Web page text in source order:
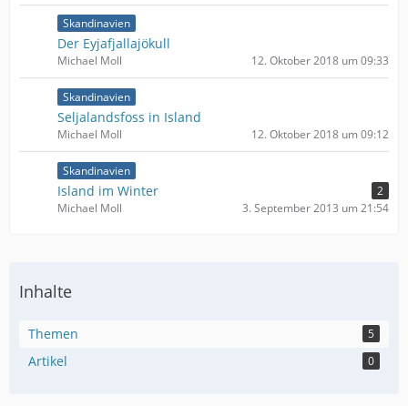
Skandinavien
Der Eyjafjallajökull
Michael Moll 12. Oktober 2018 um 09:33
Skandinavien
Seljalandsfoss in Island
Michael Moll 12. Oktober 2018 um 09:12
Skandinavien
Island im Winter
2
Michael Moll
3. September 2013 um 21:54
Inhalte
Themen 5
Artikel 0